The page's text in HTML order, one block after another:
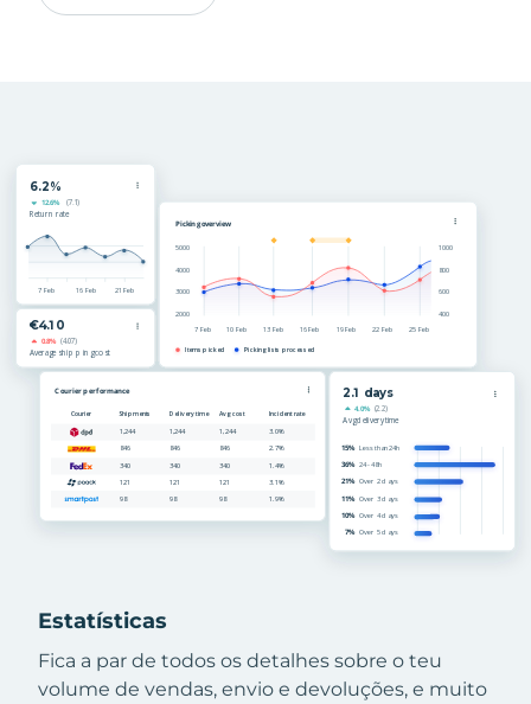
Estatísticas
Fica a par de todos os detalhes sobre o teu
volume de vendas, envio e devoluções, e muito